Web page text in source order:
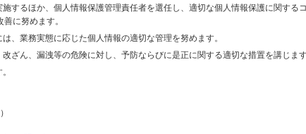
するほか、個人情報保護管理責任者を選任し、適切な個人情報保護に関する
に努めます。
、業務実態に応じた個人情報の適切な管理を努めます。
ざん、漏洩等の危険に対し、予防ならびに是正に関する適切な措置を講じます